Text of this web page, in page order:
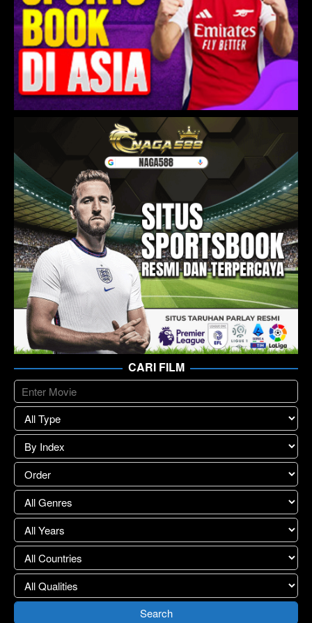
CARI FILM